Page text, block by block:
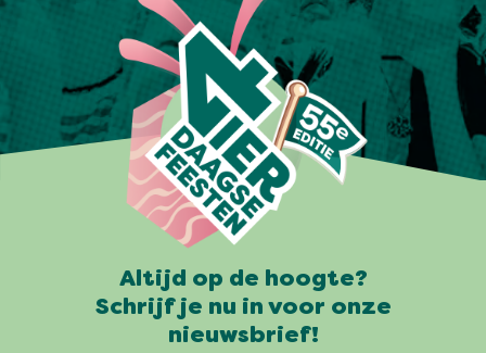
Altijd op de hoogte?
Schrijf je nu in voor onze
nieuwsbrief!